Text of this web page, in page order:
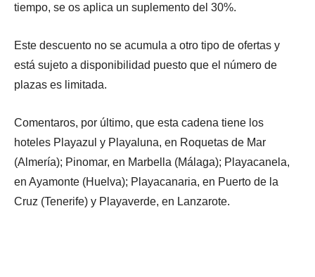
tiempo, se os aplica un suplemento del 30%.
Este descuento no se acumula a otro tipo de ofertas y
está sujeto a disponibilidad puesto que el número de
plazas es limitada.
Comentaros, por último, que esta cadena tiene los
hoteles Playazul y Playaluna, en Roquetas de Mar
(Almería); Pinomar, en Marbella (Málaga); Playacanela,
en Ayamonte (Huelva); Playacanaria, en Puerto de la
Cruz (Tenerife) y Playaverde, en Lanzarote.